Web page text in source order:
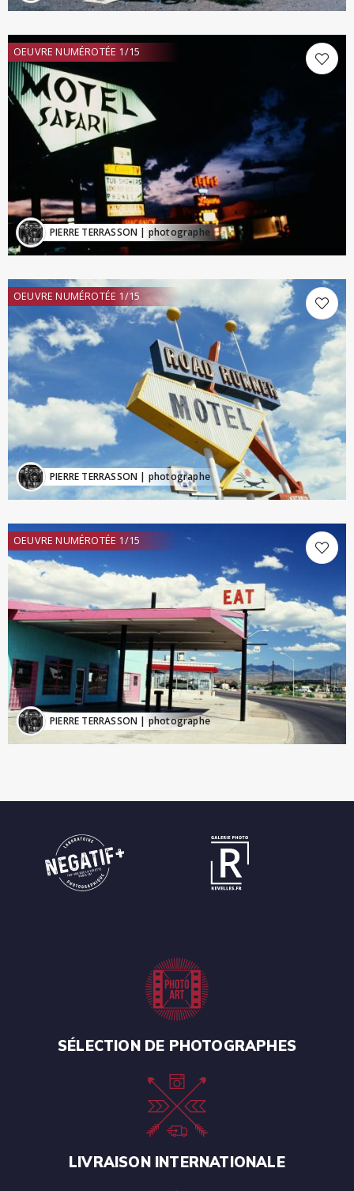
OEUVRE NUMÉROTÉE 1/15
PIERRE TERRASSON | photographe
OEUVRE NUMÉROTÉE 1/15
PIERRE TERRASSON | photographe
OEUVRE NUMÉROTÉE 1/15
PIERRE TERRASSON | photographe
SÉLECTION DE PHOTOGRAPHES
LIVRAISON INTERNATIONALE